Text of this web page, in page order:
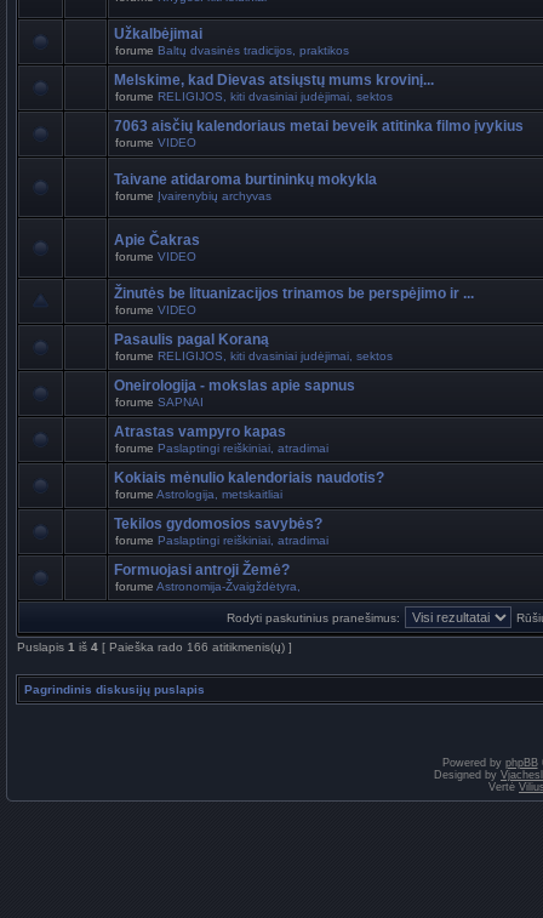
Užkalbėjimai
forume Baltų dvasinės tradicijos, praktikos
Melskime, kad Dievas atsiųstų mums krovinį...
forume RELIGIJOS, kiti dvasiniai judėjimai, sektos
7063 aisčių kalendoriaus metai beveik atitinka filmo įvykius
forume VIDEO
Taivane atidaroma burtininkų mokykla
forume Įvairenybių archyvas
Apie Čakras
forume VIDEO
Žinutės be lituanizacijos trinamos be perspėjimo ir ...
forume VIDEO
Pasaulis pagal Koraną
forume RELIGIJOS, kiti dvasiniai judėjimai, sektos
Oneirologija - mokslas apie sapnus
forume SAPNAI
Atrastas vampyro kapas
forume Paslaptingi reiškiniai, atradimai
Kokiais mėnulio kalendoriais naudotis?
forume Astrologija, metskaitliai
Tekilos gydomosios savybės?
forume Paslaptingi reiškiniai, atradimai
Formuojasi antroji Žemė?
forume Astronomija-Žvaigždėtyra,
Rodyti paskutinius pranešimus:
Puslapis 1 iš 4 [ Paieška rado 166 atitikmenis(ų) ]
Pagrindinis diskusijų puslapis
Powered by phpBB
Designed by
Vertė